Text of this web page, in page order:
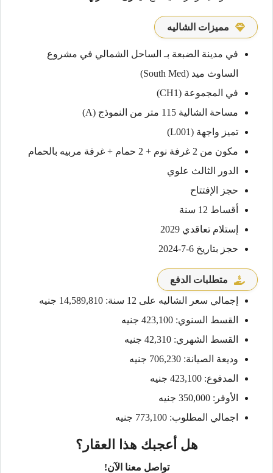
مميزات الشاليه
في مدينة الضبعة بـ الساحل الشمالي في مشروع
الساوث ميد (South Med)
في المجموعة (CH1)
مساحة الشالية 115 متر من النموذج (A)
تميز واجهة (L001)
مكون من 2 غرفة نوم + 2 حمام + غرفة مربيه بالحمام
الدور الثالث علوي
حجز الإفتتاح
أقساط 12 سنة
إستلام تعاقدي 2029
حجز بتاريخ 6-7-2024
متطلبات الدفع
إجمالي سعر الشاليه على 12 سنة: 14,589,810 جنيه
القسط السنوي: 423,100 جنيه
القسط الشهري: 42,310 جنيه
وديعة الصيانة: 706,230 جنيه
المدفوع: 423,100 جنيه
الأوفر: 350,000 جنيه
اجمالي المطلوب: 773,100 جنيه
هل أعجبك هذا العقار؟
تواصل معنا الآن!